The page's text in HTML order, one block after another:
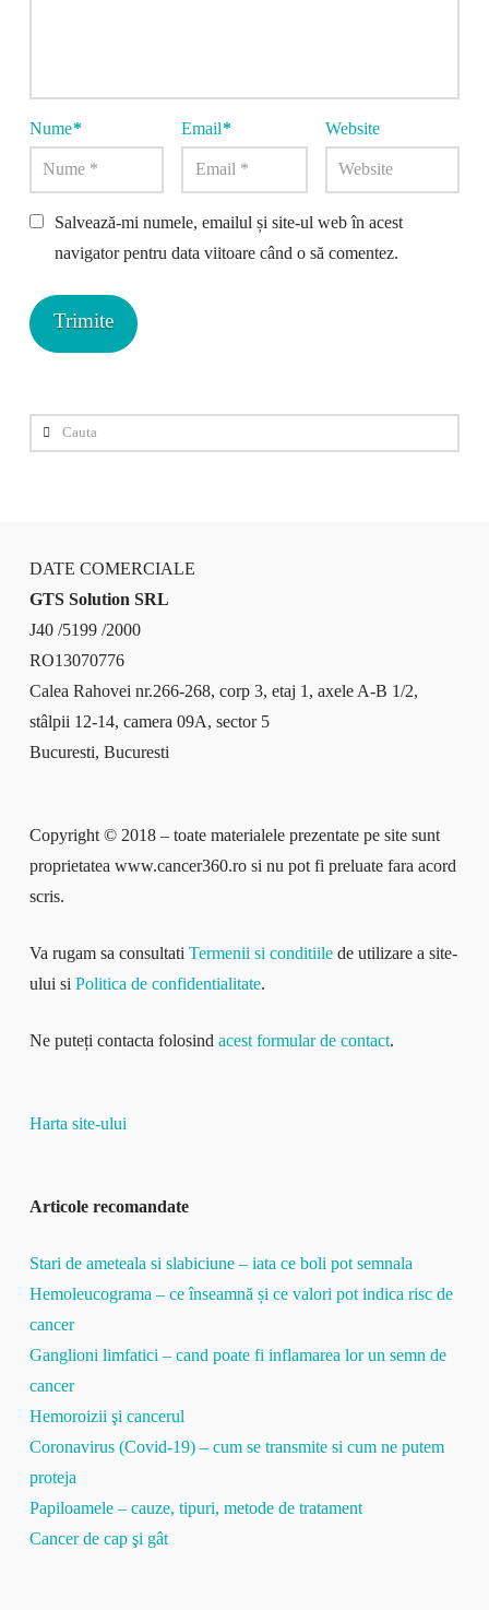
Nume* Email* Website
Salvează-mi numele, emailul și site-ul web în acest
navigator pentru data viitoare când o să comentez.
Cauta
DATE COMERCIALE
GTS Solution SRL
J40 /5199 /2000
RO13070776
Calea Rahovei nr.266-268, corp 3, etaj 1, axele A-B 1/2,
stâlpii 12-14, camera 09A, sector 5
Bucuresti, Bucuresti
Copyright © 2018 – toate materialele prezentate pe site sunt
proprietatea www.cancer360.ro si nu pot fi preluate fara acord
scris.
Va rugam sa consultati Termenii si conditiilede utilizare a site-
ului si Politica de confidentialitate.
Ne puteți contacta folosind acest formular de contact.
Harta site-ului
Articole recomandate
Stari de ameteala si slabiciune – iata ce boli pot semnala
Hemoleucograma – ce înseamnă și ce valori pot indica risc de
cancer
Ganglioni limfatici – cand poate fi inflamarea lor un semn de
cancer
Hemoroizii şi cancerul
Coronavirus (Covid-19) – cum se transmite si cum ne putem
proteja
Papiloamele – cauze, tipuri, metode de tratament
Cancer de cap şi gât